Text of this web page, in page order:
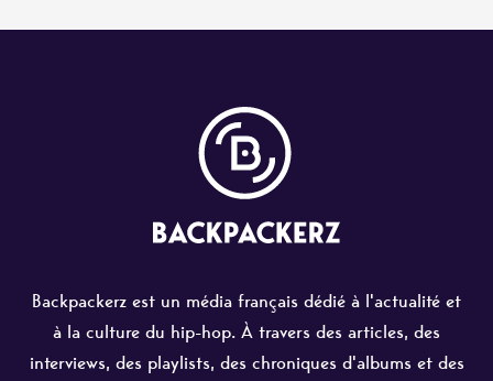
Backpackerz est un média français dédié à l'actualité et
à la culture du hip-hop. À travers des articles, des
interviews, des playlists, des chroniques d'albums et des